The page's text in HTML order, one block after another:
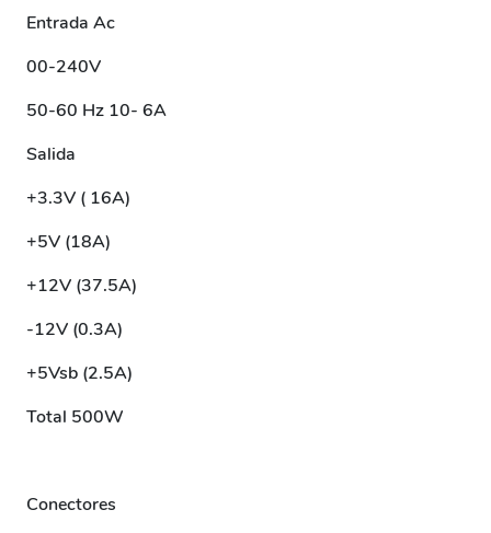
Entrada Ac
00-240V
50-60 Hz 10- 6A
Salida
+3.3V ( 16A)
+5V (18A)
+12V (37.5A)
-12V (0.3A)
+5Vsb (2.5A)
Total 500W
Conectores